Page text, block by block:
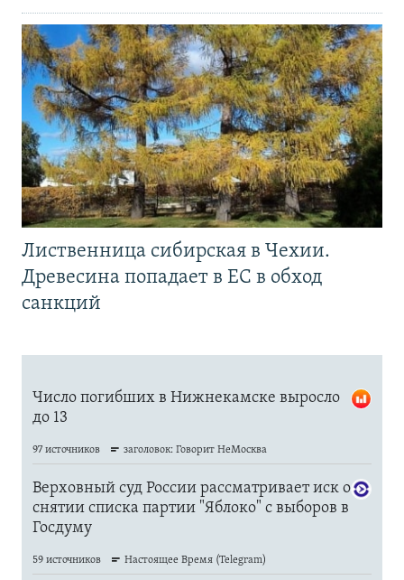
Лиственница сибирская в Чехии.
Древесина попадает в ЕС в обход
санкций